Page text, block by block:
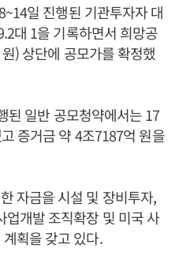
일 진행된 기관투자자 대
대 1을 기록하면서 희망공
) 상단에 공모가를 확정했
된 일반 공모청약에서는 17
증거금 약 4조7187억 원을
자금을 시설 및 장비투자,
업개발 조직확장 및 미국 사
획을 갖고 있다.